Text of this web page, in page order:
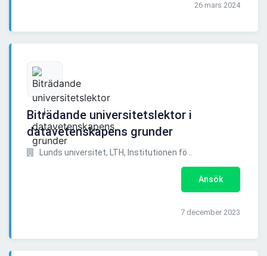
26 mars 2024
Biträdande universitetslektor i
datavetenskapens grunder
Lunds universitet, LTH, Institutionen fö ..
Ansök
7 december 2023